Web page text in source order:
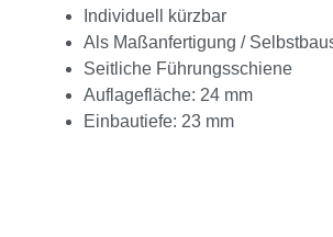
Individuell kürzbar
Als Maßanfertigung /
Seitliche Führungsschiene
Auflagefläche: 24 mm
Einbautiefe: 23 mm